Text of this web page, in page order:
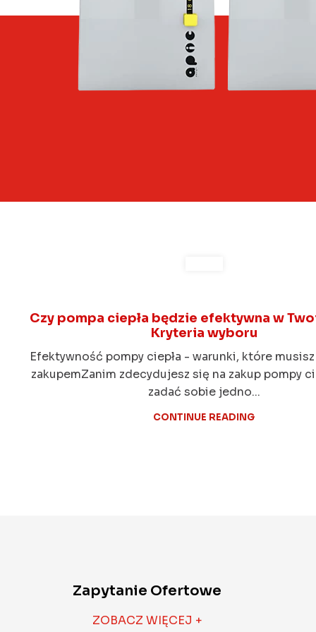
Czy pompa ciepła będzie efektywna w
Kryteria wyboru
Efektywność pompy ciepła - warunki, które
zakupemZanim zdecydujesz się na zakup pompy
zadać sobie jedno...
CONTINUE READING
Zapytanie Ofertowe
ZOBACZ WIĘCEJ +